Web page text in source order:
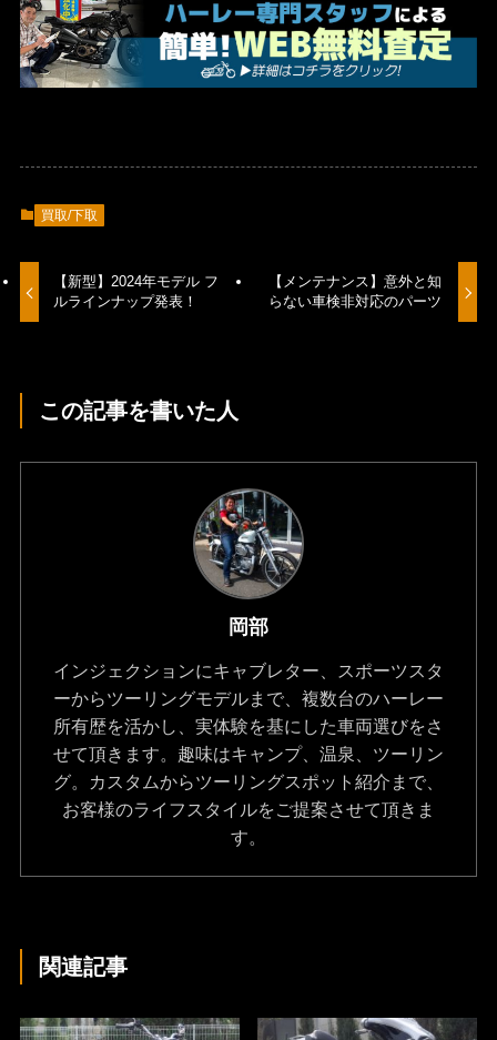
買取/下取
【新型】2024年モデル フ
ルラインナップ発表！
【メンテナンス】意外と知
らない車検非対応のパーツ
この記事を書いた人
岡部
インジェクションにキャブレター、スポーツスタ
ーからツーリングモデルまで、複数台のハーレー
所有歴を活かし、実体験を基にした車両選びをさ
せて頂きます。趣味はキャンプ、温泉、ツーリン
グ。カスタムからツーリングスポット紹介まで、
お客様のライフスタイルをご提案させて頂きま
す。
関連記事